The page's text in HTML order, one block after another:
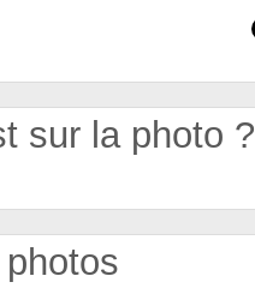
sur la photo ?